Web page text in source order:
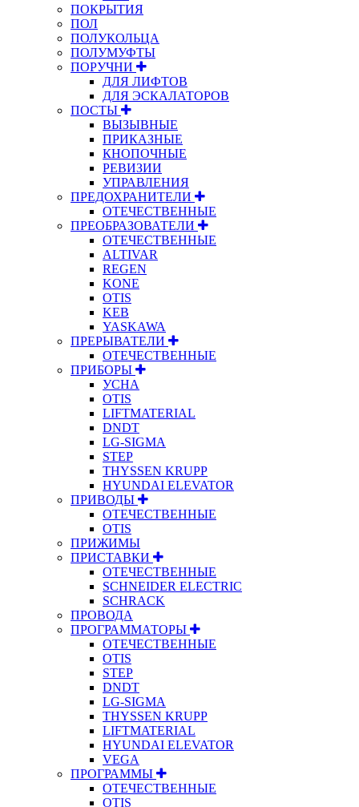
ПОКРЫТИЯ
ПОЛ
ПОЛУКОЛЬЦА
ПОЛУМУФТЫ
ПОРУЧНИ
ДЛЯ ЛИФТОВ
ДЛЯ ЭСКАЛАТОРОВ
ПОСТЫ
ВЫЗЫВНЫЕ
ПРИКАЗНЫЕ
КНОПОЧНЫЕ
РЕВИЗИИ
УПРАВЛЕНИЯ
ПРЕДОХРАНИТЕЛИ
ОТЕЧЕСТВЕННЫЕ
ПРЕОБРАЗОВАТЕЛИ
ОТЕЧЕСТВЕННЫЕ
ALTIVAR
REGEN
KONE
OTIS
KEB
YASKAWA
ПРЕРЫВАТЕЛИ
ОТЕЧЕСТВЕННЫЕ
ПРИБОРЫ
УСНА
OTIS
LIFTMATERIAL
DNDT
LG-SIGMA
STEP
THYSSEN KRUPP
HYUNDAI ELEVATOR
ПРИВОДЫ
ОТЕЧЕСТВЕННЫЕ
OTIS
ПРИЖИМЫ
ПРИСТАВКИ
ОТЕЧЕСТВЕННЫЕ
SCHNEIDER ELECTRIC
SCHRACK
ПРОВОДА
ПРОГРАММАТОРЫ
ОТЕЧЕСТВЕННЫЕ
OTIS
STEP
DNDT
LG-SIGMA
THYSSEN KRUPP
LIFTMATERIAL
HYUNDAI ELEVATOR
VEGA
ПРОГРАММЫ
ОТЕЧЕСТВЕННЫЕ
OTIS